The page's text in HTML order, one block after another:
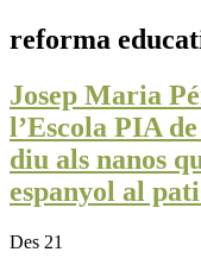
reforma
Josep Maria
l’Escola PIA
diu als nanos
espanyol al
Des 21